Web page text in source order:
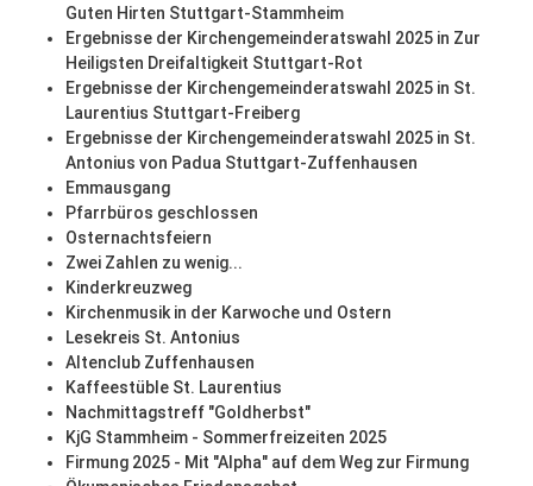
Guten Hirten Stuttgart-Stammheim
Ergebnisse der Kirchengemeinderatswahl 2025 in Zur
Heiligsten Dreifaltigkeit Stuttgart-Rot
Ergebnisse der Kirchengemeinderatswahl 2025 in St.
Laurentius Stuttgart-Freiberg
Ergebnisse der Kirchengemeinderatswahl 2025 in St.
Antonius von Padua Stuttgart-Zuffenhausen
Emmausgang
Pfarrbüros geschlossen
Osternachtsfeiern
Zwei Zahlen zu wenig...
Kinderkreuzweg
Kirchenmusik in der Karwoche und Ostern
Lesekreis St. Antonius
Altenclub Zuffenhausen
Kaffeestüble St. Laurentius
Nachmittagstreff "Goldherbst"
KjG Stammheim - Sommerfreizeiten 2025
Firmung 2025 - Mit "Alpha" auf dem Weg zur Firmung